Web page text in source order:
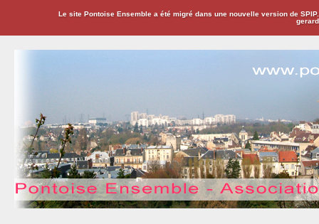
Le site Pontoise Ensemble a été migré dans une nouvelle version de